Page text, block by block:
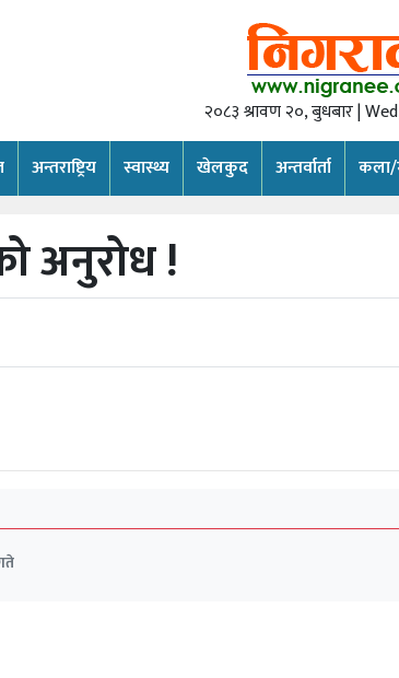
२०८३ श्रावण २०, बुधबार |
अन्तराष्ट्रिय स्वास्थ्य खेलकुद अन्तर्वार्ता कला/
अनुरोध !